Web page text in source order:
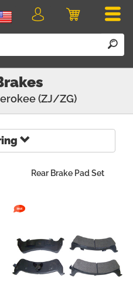
Cart
Login
(ZJ/ZG)
Rear Brake Pad Set